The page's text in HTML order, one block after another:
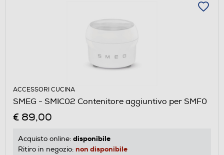
ACCESSORI CUCINA
SMEG - SMIC02 Contenitore aggiuntivo per SMF0
€ 89,00
Acquisto online: disponibile
Ritiro in negozio: non disponibile